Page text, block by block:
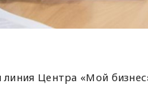
линия Центра «Мой